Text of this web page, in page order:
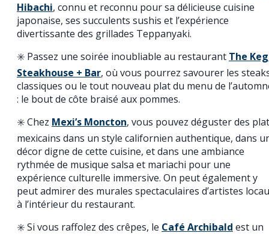
Hibachi, connu et reconnu pour sa délicieuse cuisine
japonaise, ses succulents sushis et l’expérience
divertissante des grillades Teppanyaki.
✳️ Passez une soirée inoubliable au restaurant The Keg
Steakhouse + Bar, où vous pourrez savourer les
classiques ou le tout nouveau plat du menu de
: le bout de côte braisé aux pommes.
✳️ Chez Mexi’s Moncton, vous pouvez déguster des
mexicains dans un style californien authentique, dans
décor digne de cette cuisine, et dans une ambiance
rythmée de musique salsa et mariachi pour une
expérience culturelle immersive. On peut également y
peut admirer des murales spectaculaires d’artistes
à l’intérieur du restaurant.
✳️ Si vous raffolez des crêpes, le Café Archibald est un